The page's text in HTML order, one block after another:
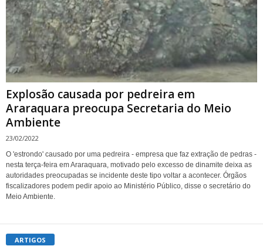
Explosão causada por pedreira em
Araraquara preocupa Secretaria do Meio
Ambiente
23/02/2022
O 'estrondo' causado por uma pedreira - empresa que faz extração de pedras -
nesta terça-feira em Araraquara, motivado pelo excesso de dinamite deixa as
autoridades preocupadas se incidente deste tipo voltar a acontecer. Órgãos
fiscalizadores podem pedir apoio ao Ministério Público, disse o secretário do
Meio Ambiente.
ARTIGOS